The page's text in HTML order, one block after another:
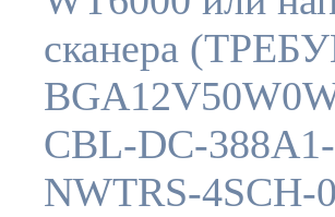
сканера
CBL-DC-
NWTRS-4SCH-